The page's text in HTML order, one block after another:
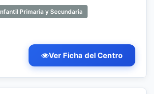
Primaria y Secundaria
Ver Ficha del Centro